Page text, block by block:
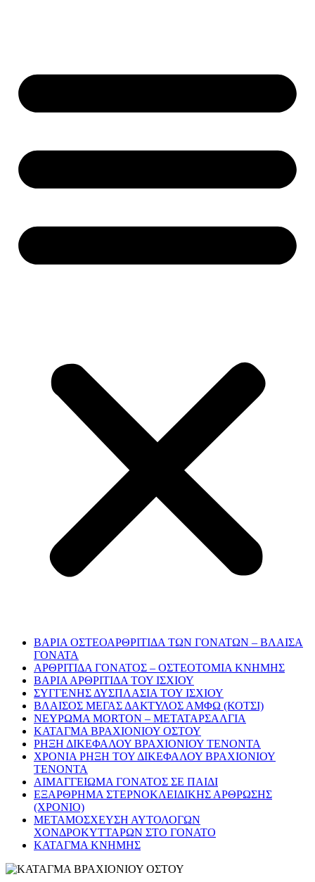
ΒΑΡΙΑ ΟΣΤΕΟΑΡΘΡΙΤΙΔΑ ΤΩΝ ΓΟΝΑΤΩΝ – ΒΛΑΙΣΑ
ΓΟΝΑΤΑ
ΑΡΘΡΙΤΙΔΑ ΓΟΝΑΤΟΣ – ΟΣΤΕΟΤΟΜΙΑ ΚΝΗΜΗΣ
BΑΡΙΑ ΑΡΘΡΙΤΙΔΑ ΤΟΥ ΙΣΧΙΟΥ
ΣΥΓΓΕΝΗΣ ΔΥΣΠΛΑΣΙΑ ΤΟΥ ΙΣΧΙΟΥ
ΒΛΑΙΣΟΣ ΜΕΓΑΣ ΔΑΚΤΥΛΟΣ ΑΜΦΩ (ΚΟΤΣΙ)
ΝΕΥΡΩΜΑ MORTON – ΜΕΤΑΤΑΡΣΑΛΓΙΑ
ΚΑΤΑΓΜΑ ΒΡΑΧΙΟΝΙΟΥ ΟΣΤΟΥ
ΡΗΞΗ ΔΙΚΕΦΑΛΟΥ ΒΡΑΧΙΟΝΙΟΥ ΤΕΝΟΝΤΑ
ΧΡΟΝΙΑ ΡΗΞΗ ΤΟΥ ΔΙΚΕΦΑΛΟΥ ΒΡΑΧΙΟΝΙΟΥ
ΤΕΝΟΝΤΑ
ΑΙΜΑΓΓΕΙΩΜΑ ΓΟΝΑΤΟΣ ΣΕ ΠΑΙΔΙ
ΕΞΑΡΘΡΗΜΑ ΣΤΕΡΝΟΚΛΕΙΔΙΚΗΣ ΑΡΘΡΩΣΗΣ
(ΧΡΟΝΙΟ)
ΜΕΤΑΜΟΣΧΕΥΣΗ ΑΥΤΟΛΟΓΩΝ
ΧΟΝΔΡΟΚΥΤΤΑΡΩΝ ΣΤΟ ΓΟΝΑΤΟ
ΚΑΤΑΓΜΑ ΚΝΗΜΗΣ